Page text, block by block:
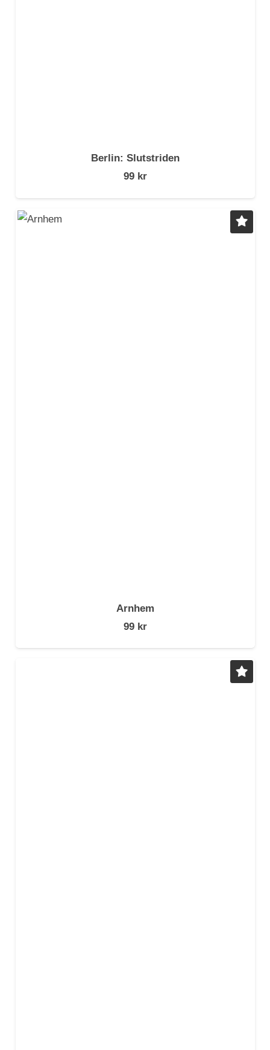
Berlin: Slutstriden
99 kr
Arnhem
99 kr